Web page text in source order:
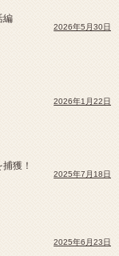
編
2026年5月30日
2026年1月22日
獲！
2025年7月18日
2025年6月23日